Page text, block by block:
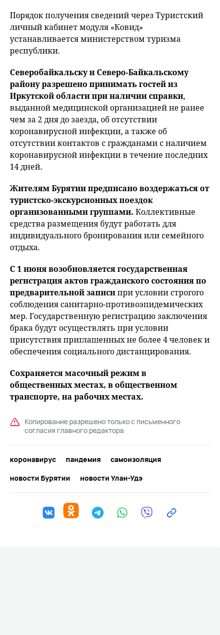
Порядок получения сведений через Туристский
личный кабинет модуля «Ковид»
устанавливается министерством туризма
республики.
Северобайкальску и Северо-Байкальскому
району разрешено принимать гостей из
Иркутской области при наличии справки,
выданной медицинской организацией не ранее
чем за 2 дня до заезда, об отсутствии
коронавирусной инфекции, а также об
отсутствии контактов с гражданами с наличием
коронавирусной инфекции в течение последних
14 дней.
Жителям Бурятии предписано воздержаться от
туристско-экскурсионных поездок
организованными группами. Коллективные
средства размещения будут работать для
индивидуального бронирования или семейного
отдыха.
С 1 июня возобновляется государственная
регистрация актов гражданского состояния по
предварительной записипри условии строгого
соблюдения санитарно-противоэпидемических
мер. Государственную регистрацию заключения
брака будут осуществлять при условии
присутствия приглашенных не более 4 человек и
обеспечения социального дистанцирования.
Сохраняется масочный режим в
общественных местах, в общественном
транспорте, на рабочих местах.
Копирование разрешено только с письменного
согласия главного редактора
коронавирус пандемия
самоизоляция
новости Бурятии
новости Улан-Удэ